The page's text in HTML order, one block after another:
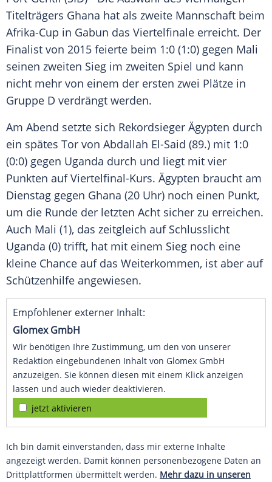
Titelträgers Ghana hat als zweite Mannschaft beim
Afrika-Cup in Gabun das Viertelfinale erreicht. Der
Finalist von 2015 feierte beim 1:0 (1:0) gegen Mali
seinen zweiten Sieg im zweiten Spiel und kann
nicht mehr von einem der ersten zwei Plätze in
Gruppe D verdrängt werden.
Am Abend setzte sich Rekordsieger Ägypten durch
ein spätes Tor von Abdallah El-Said (89.) mit 1:0
(0:0) gegen Uganda durch und liegt mit vier
Punkten auf Viertelfinal-Kurs. Ägypten braucht am
Dienstag gegen Ghana (20 Uhr) noch einen Punkt,
um die Runde der letzten Acht sicher zu erreichen.
Auch Mali (1), das zeitgleich auf Schlusslicht
Uganda (0) trifft, hat mit einem Sieg noch eine
kleine Chance auf das Weiterkommen, ist aber auf
Schützenhilfe angewiesen.
Empfohlener externer Inhalt:
Glomex GmbH
Wir benötigen Ihre Zustimmung, um den von unserer
Redaktion eingebundenen Inhalt von Glomex GmbH
anzuzeigen. Sie können diesen mit einem Klick anzeigen
lassen und auch wieder deaktivieren.
jetzt aktivieren
Ich bin damit einverstanden, dass mir externe Inhalte
angezeigt werden. Damit können personenbezogene Daten an
Drittplattformen übermittelt werden. Mehr dazu in unseren